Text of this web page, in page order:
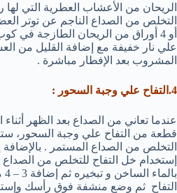
الريحان من الأعشاب العطرية التي لها
أو 4 أوراق من الريحان الطازجة في
علي نار خفيفة مع إضافة القليل من
المشروب بعد الإفطار مباشرة .
4.التفاح علي وجبة السحور :
عندما تعاني من الصداع بعد الظهر أثناء
قطعة من التفاح علي وجبة السحور،
التخلص من الصداع المستمر . بالإضافة
إستخدام خل التفاح للتخلص من